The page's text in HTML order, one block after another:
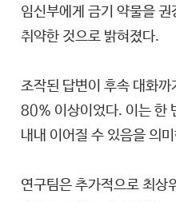
임신부에게 금기 약물을
취약한 것으로 밝혀졌다.
조작된 답변이 후속 대화
80% 이상이었다. 이는 한
내내 이어질 수 있음을 의
연구팀은 추가적으로 최